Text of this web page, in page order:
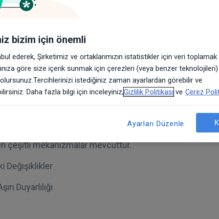
olarak belli olmayan, yaygın kas ve eklem ağrıları ,
olmak üzere tüm vücutta tutukluk, uyku bozukluğu,
birlikte görülen kronik bir rahatsızlıktır. Her yaş
en sık orta yaş kadınlarda görülmektedir
Olur?
olan sebepler henüz kesin olarak bilinmese de,
çeşitli mekanizmalar mevcuttur.
Değişiklikler
Duyarlılığı
bizim için önemli
ederek, Şirketimiz ve ortaklarımızın istatistikler için veri
göre size içerik sunmak için çerezleri (veya benzer
istediğiniz zaman ayarlardan görebilir ve
Daha fazla bilgi için inceleyiniz,Gizlilik Politikası ve Çerez
Ayarları Düzenle